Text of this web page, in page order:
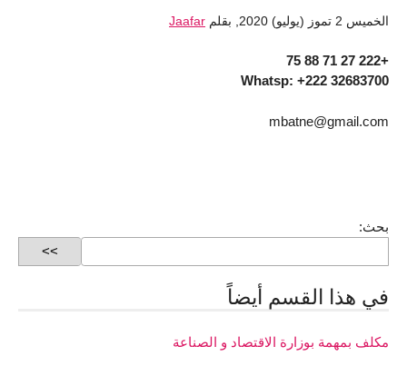
الخميس 2 تموز (يوليو) 2020 بقلم Jaafar
+222 27 71 88 75
Whatsp: +222 32683700
mbatne@gmail.com
بحث:
في هذا القسم أيضاً
مكلف بمهمة بوزارة الاقتصاد و الصناعة